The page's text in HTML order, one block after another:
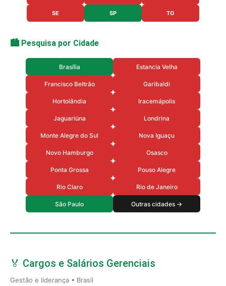
SE SP TO
🏙️ Pesquisa por Cidade
Brasília Estancia Velha
Francisco Beltrão Garibaldi
Hortolândia Iracemápolis
Jaguariúna Londrina
Monte Alegre do Sul Nova Iguaçu
Novo Hamburgo Osasco
Ponta Grossa Pouso Alegre
Rio Claro Rio de Janeiro
São Paulo Outras cidades →
🏅 Cargos e Salários Gerenciais
Gestão e liderança • Brasil